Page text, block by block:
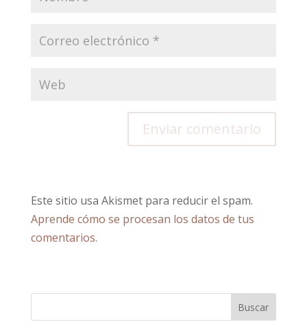
Este sitio usa Akismet para reducir el spam.
Aprende cómo se procesan los datos de tus
comentarios.